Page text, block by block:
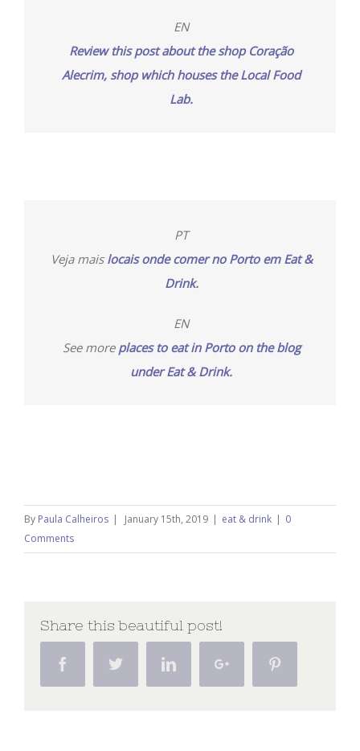
EN
Review this post about the shop Coração
Alecrim, shop which houses the Local Food
Lab.
PT
Veja mais locais onde comer no Porto em Eat &
Drink.
EN
See more places to eat in Porto on the blog
under Eat & Drink.
By Paula Calheiros | January 15th, 2019 | eat & drink | 0
Comments
Share this beautiful post!
Facebook Twitter LinkedinGoogle+